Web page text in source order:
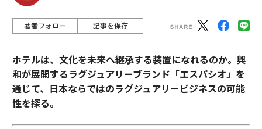
著者フォロー 記事を保存
ホテルは、文化を未来へ継承する装置になれるのか。興
和が展開するラグジュアリーブランド「エスパシオ」を
通じて、日本ならではのラグジュアリービジネスの可能
性を探る。